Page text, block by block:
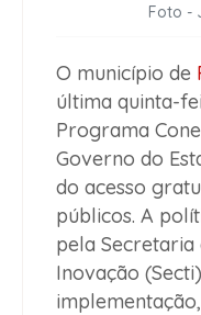
Foto -
O município de
última quinta-
Programa
Governo do
do acesso
públicos. A
pela Secretaria
Inovação